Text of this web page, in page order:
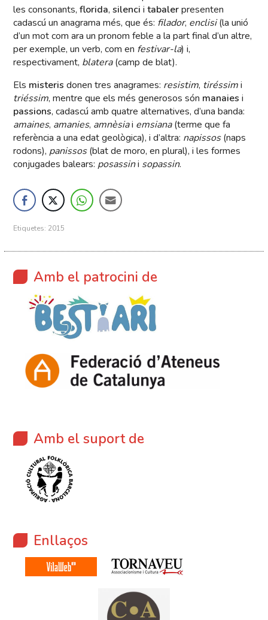
les consonants,florida,silenci itabalerpresenten
cadascú un anagrama més, que és: filador, enclisi(la unió
d’un mot com ara un pronom feble a la part final d’un altre,
per exemple, un verb, com en festivar-la) i,
respectivament, blatera(camp de blat).
Els misteris donen tres anagrames: resistim, tiréssimi
triéssim, mentre que els més generosos són manaies i
passions, cadascú amb quatre alternatives, d’una banda:
amaines, amanies, amnèsiai emsiana(terme que fa
referència a una edat geològica), i d’altra: napissos(naps
rodons), panissos(blat de moro, en plural), i les formes
conjugades balears: posassini sopassin.
Etiquetes: 2015
Amb el patrocini de
Amb el suport de
Enllaços